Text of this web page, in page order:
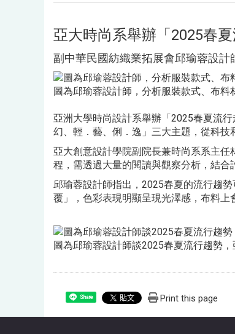
亞大時尚系舉辦「2025春夏
副中華民國紡織業拓展會邱瑜蓉設
圖為邱瑜蓉設計師，分析服裝款式、布料
亞洲大學時尚設計系舉辦「2025春夏流
幻、輕．藝、俐．逸」三大主題，從科技
亞大創意設計學院副院長兼時尚系系主
程，需透過大量的閱讀與觀察分析，結合
邱瑜蓉設計師指出，2025春夏的流行趨
覆」，色彩表現明顯呈現光澤感，布料上
圖為邱瑜蓉設計師談2025春夏流行趨勢，
Share Print this page